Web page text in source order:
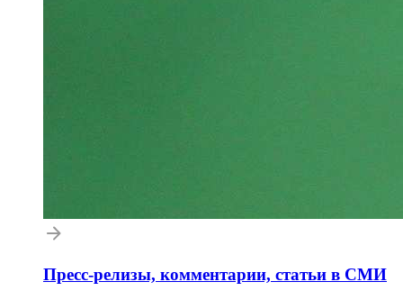
Пресс-релизы, комментарии, статьи в СМИ